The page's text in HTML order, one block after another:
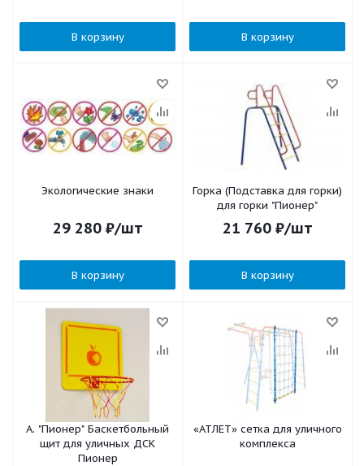
В корзину В корзину
Экологические знаки
29 280₽/шт
В корзину
Горка (Подставка для горки)
для горки "Пионер"
21 760₽/шт
В корзину
А. "Пионер" Баскетбольный
щит для уличных ДСК
Пионер
«АТЛЕТ» сетка для уличного
комплекса